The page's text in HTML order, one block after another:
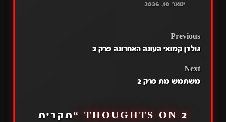
ינואר 10, 2026
POST
Previous
גולדן קמואי העונה האחרונה פרק 3
Next
משתמש מת פרק 2
2 THOUGHTS ON “
תקרית